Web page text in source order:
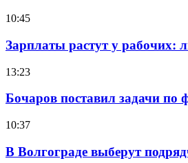
10:45
Зарплаты растут у
13:23
Бочаров поставил задачи по
10:37
В Волгограде выберут